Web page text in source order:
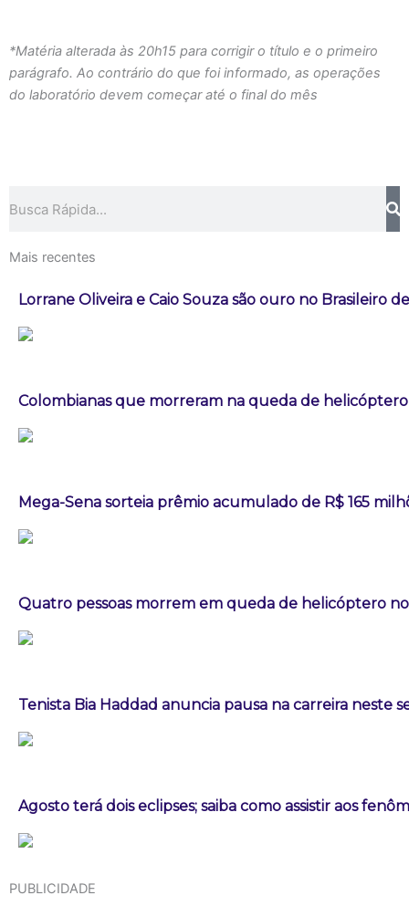
*Matéria alterada às 20h15 para corrigir o título e o primeiro
parágrafo. Ao contrário do que foi informado, as operações
do laboratório devem começar até o final do mês
Mais recentes
Lorrane Oliveira e Caio Souza são ouro no Brasileiro
Colombianas que morreram na queda de
Mega-Sena sorteia prêmio acumulado de R$ 165
Quatro pessoas morrem em queda de helicóptero
Tenista Bia Haddad anuncia pausa na carreira neste
Agosto terá dois eclipses; saiba como assistir aos
PUBLICIDADE